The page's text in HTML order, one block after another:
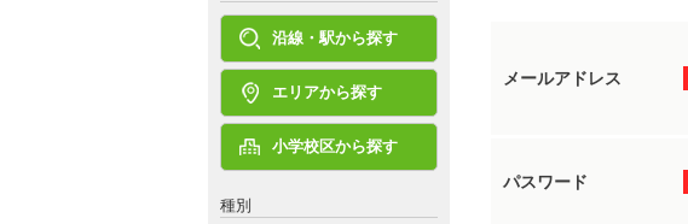
メールアドレス
パスワード
沿線・駅から探す
エリアから探す
小学校区から探す
種別